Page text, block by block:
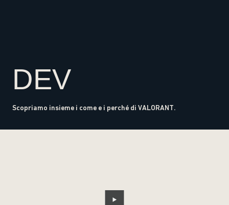
DEV
Scopriamo insieme i come e i perché di VALORANT.